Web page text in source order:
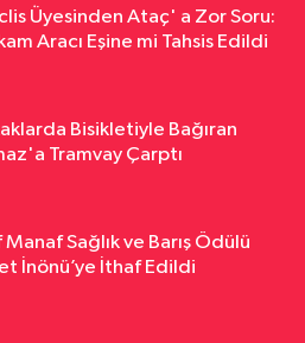
Üyesinden Ataç' a Zor Soru:
Aracı Eşine mi Tahsis Edildi
Bisikletiyle Bağıran
Tramvay Çarptı
Manaf Sağlık ve Barış Ödülü
İnönü’ye İthaf Edildi